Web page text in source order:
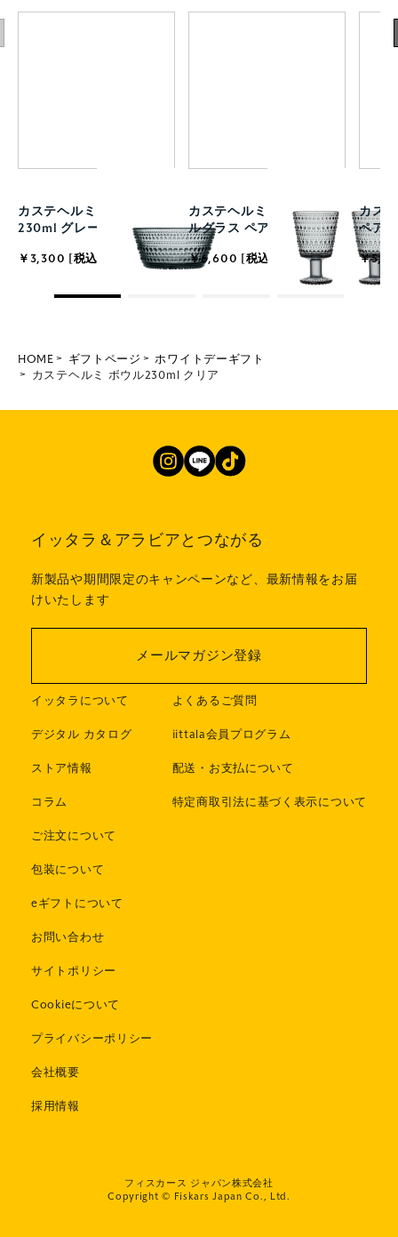
カステヘルミ ボウル
230ml グレー
￥3,300 [税込]
カステヘルミ ユニバーサ
ルグラス ペア グレー
￥6,600 [税込]
カス
ペア
￥
HOME ギフトページ
ホワイトデーギフト
カステヘルミ ボウル230ml クリア
イッタラ＆アラビアとつながる
新製品や期間限定のキャンペーンなど、最新情報をお届
けいたします
メールマガジン登録
イッタラについて
デジタル カタログ
ストア情報
コラム
ご注文について
包装について
eギフトについて
よくあるご質問
iittala会員プログラム
配送・お支払について
特定商取引法に基づく表示について
お問い合わせ
サイトポリシー
Cookieについて
プライバシーポリシー
会社概要
採用情報
フィスカース ジャパン株式会社
Copyright © Fiskars Japan Co., Ltd.